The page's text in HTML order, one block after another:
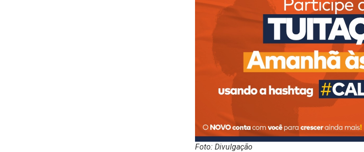
Foto: Divulgação